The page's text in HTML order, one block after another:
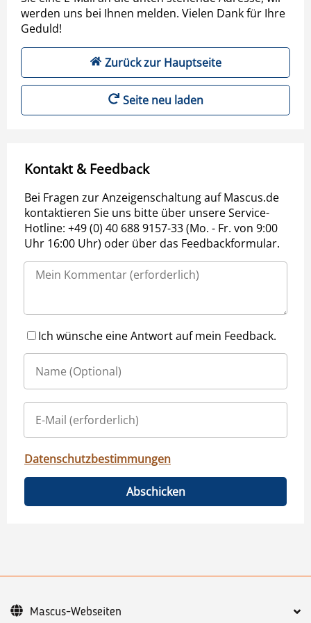
werden uns bei Ihnen melden. Vielen Dank für Ihre
Geduld!
Zurück zur Hauptseite
Seite neu laden
Kontakt & Feedback
Bei Fragen zur Anzeigenschaltung auf Mascus.de
kontaktieren Sie uns bitte über unsere Service-
Hotline: +49 (0) 40 688 9157-33 (Mo. - Fr. von 9:00
Uhr 16:00 Uhr) oder über das Feedbackformular.
Ich wünsche eine Antwort auf mein Feedback.
Datenschutzbestimmungen
Abschicken
Mascus-Webseiten